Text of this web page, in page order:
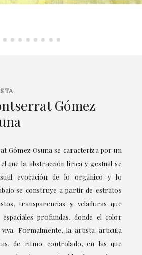
Gómez
Gómez Osuna se caracteriza por un
que la abstracción lírica y gestual se
evocación de lo orgánico y lo
se construye a partir de estratos
transparencias y veladuras que
profundas, donde el color
Formalmente, la artista articula
de ritmo controlado, en las que